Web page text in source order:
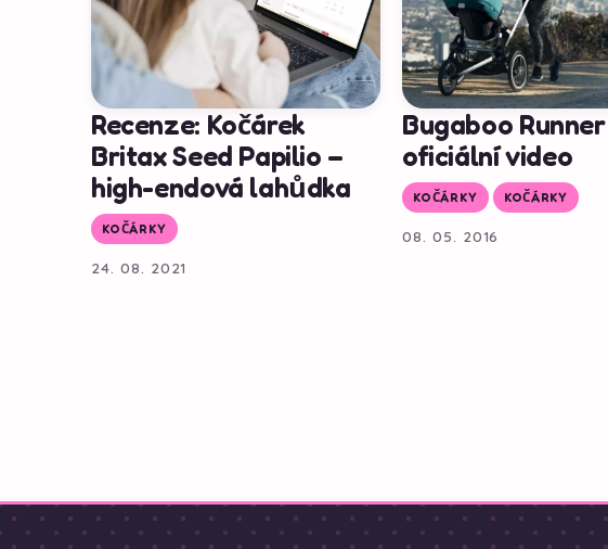
Recenze: Kočárek
Britax Seed Papilio –
high-endová lahůdka
KOČÁRKY
24. 08. 2021
Bugaboo
oficiální video
KOČÁRKY KOČÁRKY
08. 05. 2016